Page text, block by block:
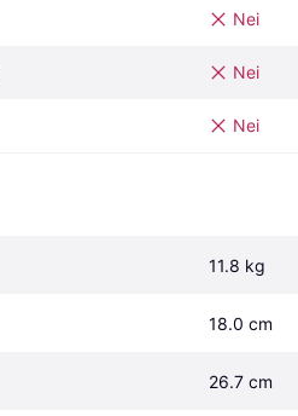
Nei
Nei
Nei
11.8 kg
18.0 cm
26.7 cm